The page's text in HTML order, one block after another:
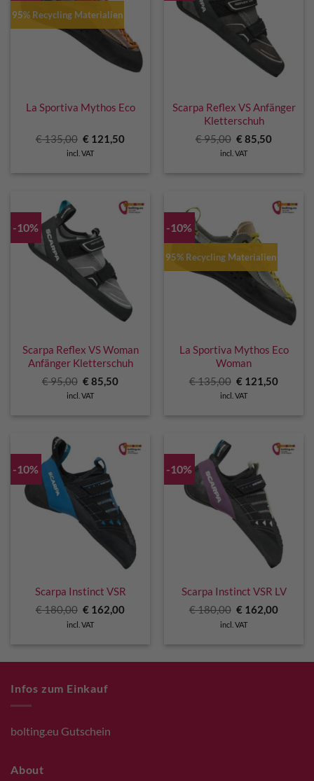
95% Recycling Materialien
La Sportiva Mythos Eco
€135,00 Original
price
was:
€ 121,50Current
incl. VAT
Scarpa Reflex VS Anfänger
Kletterschuh
€95,00 Original
price
was:
€85,50Current
incl. VAT
-10%
Scarpa Reflex VS Woman
Anfänger Kletterschuh
€95,00 Original
price
was:
€85,50Current
incl. VAT
-10%
95% Recycling Materialien
La Sportiva Mythos Eco
Woman
€135,00 Original
price
was:
€ 121,50Current
incl. VAT
-10%
Scarpa Instinct VSR
€180,00 Original
was:
€ 162,00Current
incl. VAT
-10%
Scarpa Instinct VSR LV
€180,00 Original
was:
€ 162,00Current
incl. VAT
Infos zum Einkauf
bolting.eu Gutschein
About